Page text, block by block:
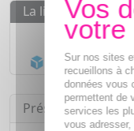
La livraison
Livraison
Présentation
Sur nos sites
recueillons à
données vous
permettent de
services les
vous